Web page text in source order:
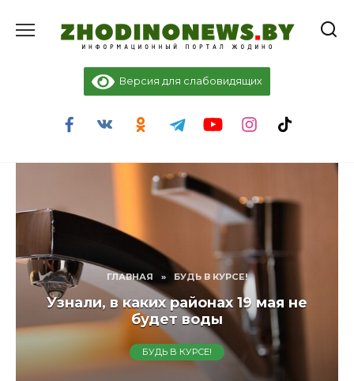
содержанию
Версия для слабовидящих
ГЛАВНАЯ » БУДЬ В КУРСЕ!
Узнали, в каких районах 19 мая не
будет воды
БУДЬ В КУРСЕ!